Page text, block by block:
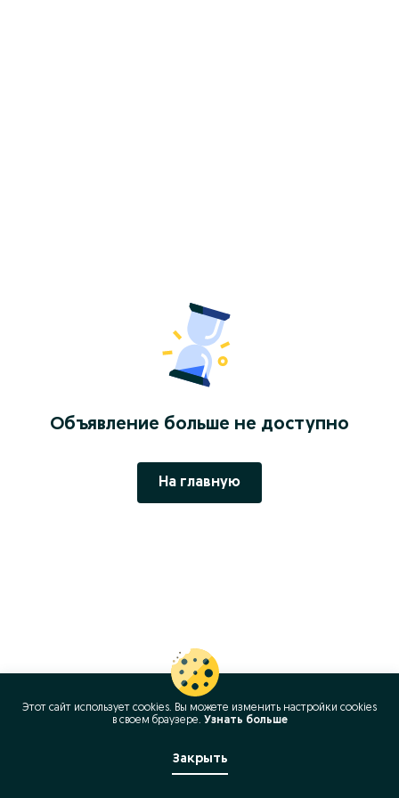
Объявление больше не доступно
На главную
Этот сайт использует cookies. Вы можете изменить настройки cookies
в своeм браузере. Узнать больше
Закрыть